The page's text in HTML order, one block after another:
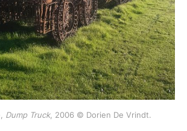
Dump Truck, 2006 © Dorien De Vrindt.